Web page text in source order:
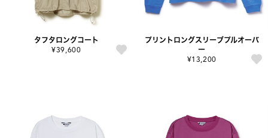
タフタロングコート
¥39,600
プリントロングスリーブプルオーバ
ー
¥13,200